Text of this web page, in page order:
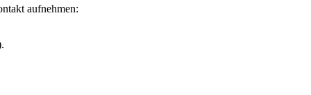
aufnehmen: